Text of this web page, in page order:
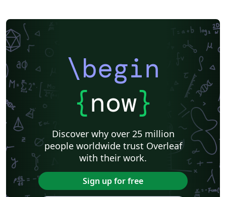
\begin
{now}
Discover why over 25 million
people worldwide trust Overleaf
with their work.
Sign up for free